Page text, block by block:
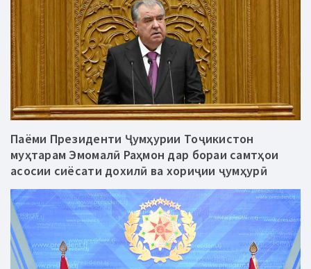
Паёми Президенти Ҷумҳурии Тоҷикистон
муҳтарам Эмомалӣ Раҳмон дар бораи самтҳои
асосии сиёсати дохилӣ ва хориҷии ҷумҳурӣ